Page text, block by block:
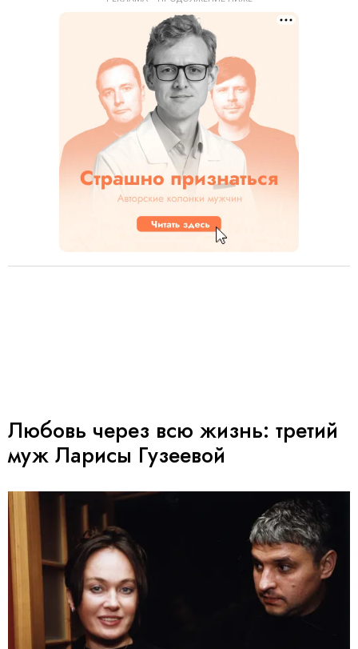
Любовь через всю жизнь: третий
муж Ларисы Гузеевой